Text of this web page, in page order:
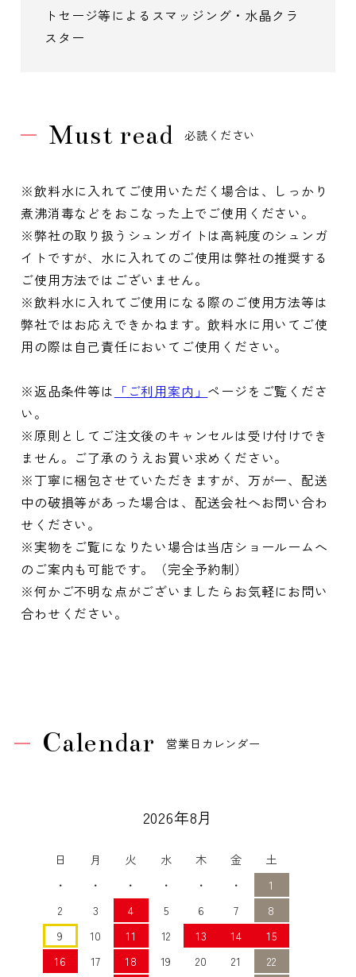
トセージ等によるスマッジング・水晶クラ
スター
Must read 必読ください
※飲料水に入れてご使用いただく場合は、しっかり
煮沸消毒などをおこなった上でご使用ください。
※弊社の取り扱うシュンガイトは高純度のシュンガ
イトですが、水に入れてのご使用は弊社の推奨する
ご使用方法ではございません。
※飲料水に入れてご使用になる際のご使用方法等は
弊社ではお応えできかねます。飲料水に用いてご使
用の際は自己責任においてご使用ください。
※返品条件等は 「ご利用案内」 ページをご覧くださ
い。
※原則としてご注文後のキャンセルは受け付けでき
ません。ご了承のうえお買い求めください。
※丁寧に梱包させていただきますが、万が一、配送
中の破損等があった場合は、配送会社へお問い合わ
せください。
※実物をご覧になりたい場合は当店ショールームへ
のご案内も可能です。（完全予約制）
※何かご不明な点がございましたらお気軽にお問い
合わせください。
Calendar 営業日カレンダー
2026年8月
日 月 火 水 木 金
土
・
・ ・ ・ ・ ・
1
2
3 4 5 6 7
8
9
10 11 12 13 14
15
16
17 18 19 20 21
22